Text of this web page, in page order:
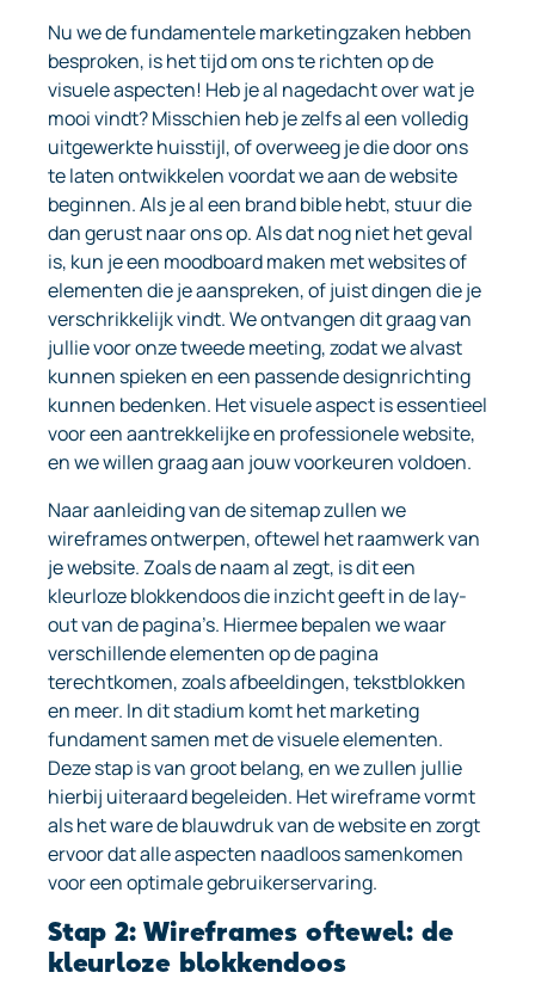
Nu we de fundamentele marketingzaken hebben
besproken, is het tijd om ons te richten op de
visuele aspecten! Heb je al nagedacht over wat je
mooi vindt? Misschien heb je zelfs al een volledig
uitgewerkte huisstijl, of overweeg je die door ons
te laten ontwikkelen voordat we aan de website
beginnen. Als je al een brand bible hebt, stuur die
dan gerust naar ons op. Als dat nog niet het geval
is, kun je een moodboard maken met websites of
elementen die je aanspreken, of juist dingen die je
verschrikkelijk vindt. We ontvangen dit graag van
jullie voor onze tweede meeting, zodat we alvast
kunnen spieken en een passende designrichting
kunnen bedenken. Het visuele aspect is essentieel
voor een aantrekkelijke en professionele website,
en we willen graag aan jouw voorkeuren voldoen.
Naar aanleiding van de sitemap zullen we
wireframes ontwerpen, oftewel het raamwerk van
je website. Zoals de naam al zegt, is dit een
kleurloze blokkendoos die inzicht geeft in de lay-
out van de pagina’s. Hiermee bepalen we waar
verschillende elementen op de pagina
terechtkomen, zoals afbeeldingen, tekstblokken
en meer. In dit stadium komt het marketing
fundament samen met de visuele elementen.
Deze stap is van groot belang, en we zullen jullie
hierbij uiteraard begeleiden. Het wireframe vormt
als het ware de blauwdruk van de website en zorgt
ervoor dat alle aspecten naadloos samenkomen
voor een optimale gebruikerservaring.
Stap 2: Wireframes oftewel: de
kleurloze blokkendoos